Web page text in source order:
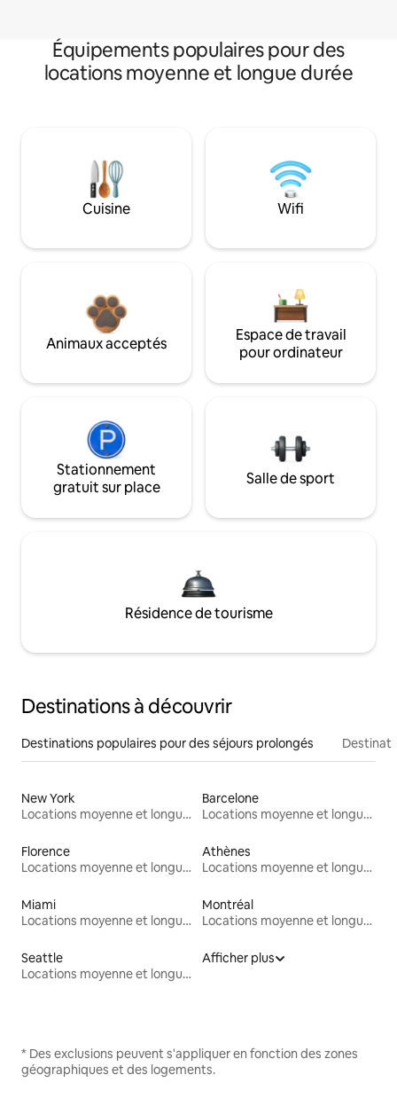
Équipements populaires pour des
locations moyenne et longue durée
Cuisine Wifi
Animaux acceptés
Espace de travail
pour ordinateur
Stationnement
gratuit sur place
Salle de sport
Résidence de tourisme
Destinations à découvrir
Destinations populaires pour des séjours prolongés
New York
Locations moyenne et longue durée
Barcelone
Locations moyenne et longue durée
Florence
Locations moyenne et longue durée
Athènes
Locations moyenne et longue durée
Miami
Locations moyenne et longue durée
Montréal
Locations moyenne et longue durée
Seattle
Locations moyenne et longue durée
Afficher plus
* Des exclusions peuvent s'appliquer en fonction des zones
géographiques et des logements.